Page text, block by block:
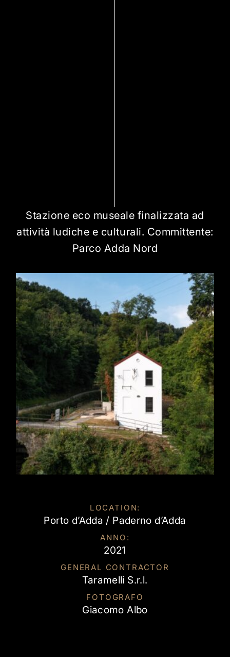
Stazione eco museale finalizzata ad
attività ludiche e culturali. Committente:
Parco Adda Nord
LOCATION:
Porto d’Adda / Paderno d’Adda
ANNO:
2021
GENERAL CONTRACTOR
Taramelli S.r.l.
FOTOGRAFO
Giacomo Albo